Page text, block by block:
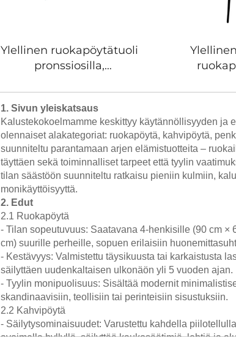
Ylellinen ruokapöytätuoli
pronssiosilla,
muovautuvalla
vaahtomuovitäytteellä,
hotelliruokailutilojen tuoli
1. Sivun yleiskatsaus
Kalustekokoelmamme keskittyy käytännöllisyyden ja
olennaiset alakategoriat: ruokapöytä, kahvipöytä,
suunniteltu parantamaan arjen elämistuotteita –
täyttäen sekä toiminnalliset tarpeet että tyylin
tilan säästöön suunniteltu ratkaisu pieniin kulmiin,
monikäyttöisyyttä.
2. Edut
2.1 Ruokapöytä
- Tilan sopeutuvuus: Saatavana 4-henkisille (90 cm
cm) suurille perheille, sopuen erilaisiin
- Kestävyys: Valmistettu täysikuusta tai karkaistusta
säilyttäen uudenkaltaisen ulkonäön yli 5 vuoden ajan.
- Tyylin monipuolisuus: Sisältää modernit
skandinaavisiin, teollisiin tai perinteisiin sisustuksiin.
2.2 Kahvipöytä
- Säilytysominaisuudet: Varustettu kahdella